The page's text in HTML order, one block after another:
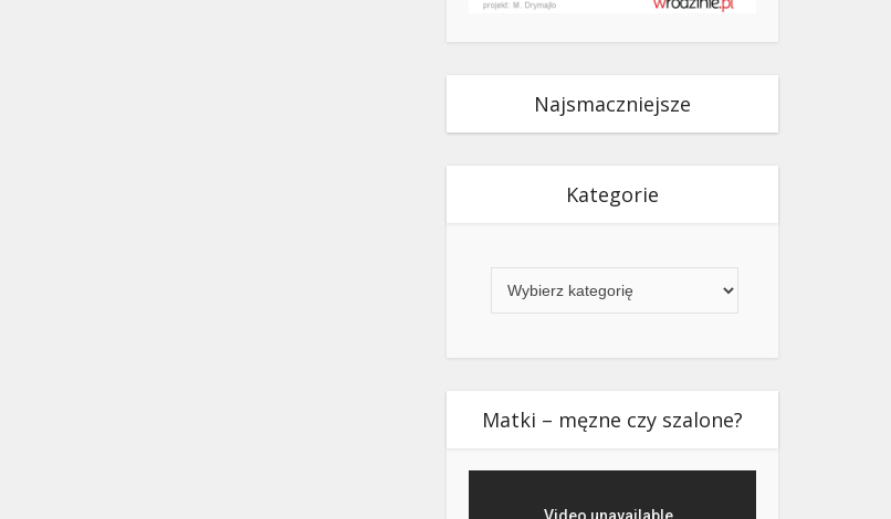
Najsmaczniejsze
Kategorie
Matki – męzne czy szalone?